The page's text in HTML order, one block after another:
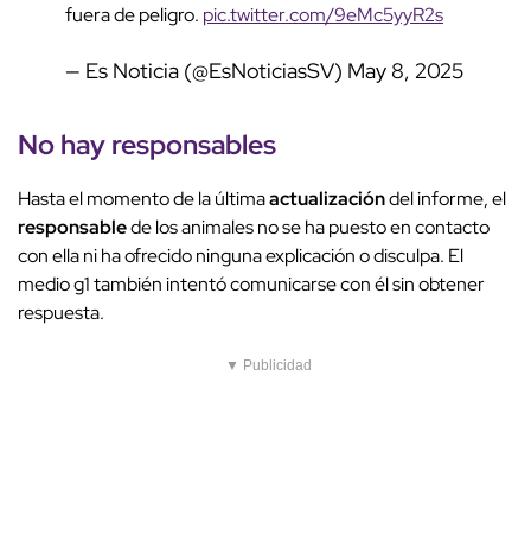
fuera de peligro. pic.twitter.com/9eMc5yyR2s
— Es Noticia (@EsNoticiasSV) May 8, 2025
No hay responsables
Hasta el momento de la últimaactualizacióndel informe, el
responsablede los animales no se ha puesto en contacto
con ella ni ha ofrecido ninguna explicación o disculpa. El
medio g1 también intentó comunicarse con él sin obtener
respuesta.
▼ Publicidad